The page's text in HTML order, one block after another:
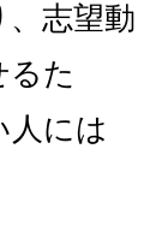
、志望動
るた
人には